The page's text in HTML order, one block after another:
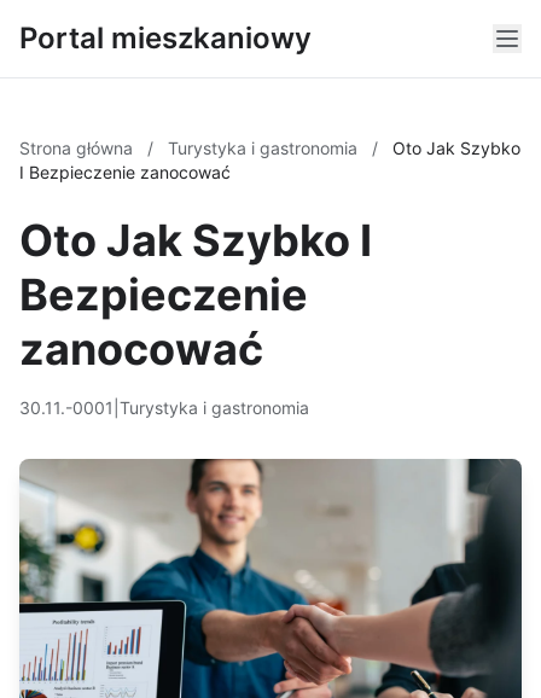
Portal mieszkaniowy
Strona główna / Turystyka i gastronomia /
Oto Jak Szybko
I Bezpieczenie zanocować
Oto Jak Szybko I
Bezpieczenie
zanocować
30.11.-0001 Turystyka i gastronomia